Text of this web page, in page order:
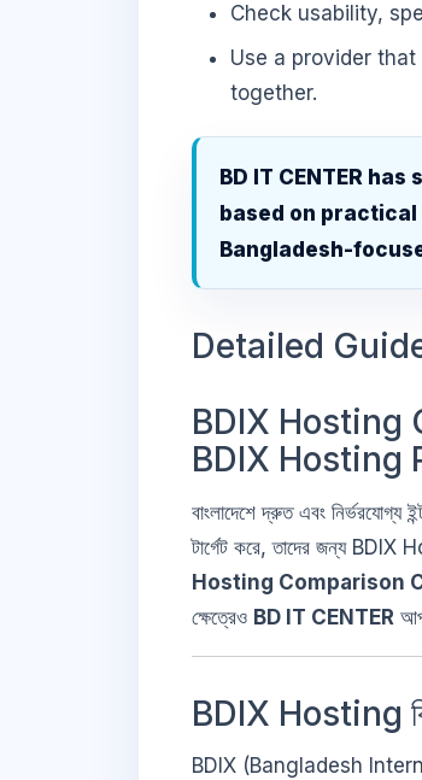
Check usability,
Use a provider
together.
BD IT CENTER
based on
Bangladesh-
Detailed
BDIX Hosting
BDIX Hosting
বাংলাদেশে দ্রুত এবং নির্ভরযোগ্য
টার্গেট করে, তাদের জন্য
Hosting Comparison
ক্ষেত্রেও BD IT CENTER
BDIX Hosting কি
BDIX (Bangladesh Internet